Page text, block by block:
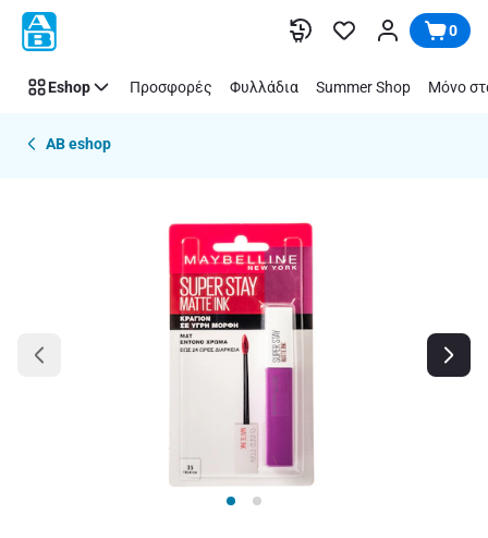
Παράλειψη 0
Eshop Προσφορές Φυλλάδια Summer Shop Μόνο
AB eshop